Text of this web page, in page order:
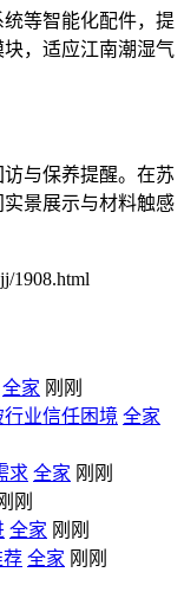
等智能化配件，提
，适应江南潮湿气
与保养提醒。在苏
景展示与材料触感
1908.html
全家 刚刚
业信任困境 全家
求 全家 刚刚
刚
全家 刚刚
荐 全家 刚刚